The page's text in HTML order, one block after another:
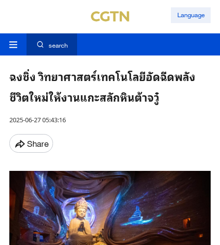
Language
search
ฉงชิ่ง วิทยาศาสตร์เทคโนโลยีอัดฉีดพลัง
ชีวิตใหม่ให้งานแกะสลักหินต้าจวู๋
2025-06-27 05:43:16
Share